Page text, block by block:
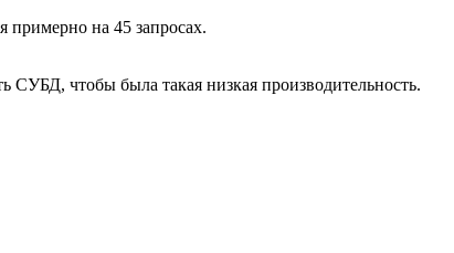
примерно на 45 запросах.
СУБД, чтобы была такая низкая производительность.